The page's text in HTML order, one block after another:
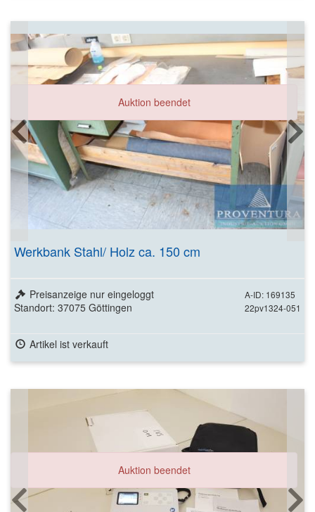
Auktion beendet
Werkbank Stahl/ Holz ca. 150 cm
A-ID: 169135
22pv1324-051
Preisanzeige nur eingeloggt
Standort: 37075 Göttingen
Artikel ist verkauft
Auktion beendet